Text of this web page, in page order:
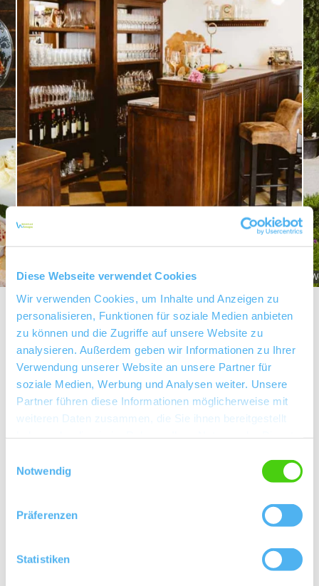
Diese Webseite verwendet Cookies
Wir verwenden Cookies, um Inhalte und Anzeigen zu
personalisieren, Funktionen für soziale Medien anbieten
zu können und die Zugriffe auf unsere Website zu
analysieren. Außerdem geben wir Informationen zu Ihrer
Verwendung unserer Website an unsere Partner für
soziale Medien, Werbung und Analysen weiter. Unsere
Partner führen diese Informationen möglicherweise mit
weiteren Daten zusammen, die Sie ihnen bereitgestellt
Notwendig
Präferenzen
Statistiken
Weingut Listmann_Sandsteinscheune
Über uns
Kontaktinformationen:
Bechtheimer Straße 12 67585 Dorn-Dürkheim
E-Mail: info@weingut-listmann.com